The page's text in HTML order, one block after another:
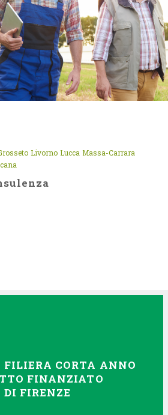
Livorno Lucca Massa-Carrara
FILIERA CORTA ANNO
FINANZIATO
FIRENZE